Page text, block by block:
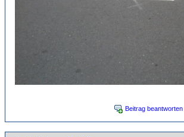
Beitrag beantworten